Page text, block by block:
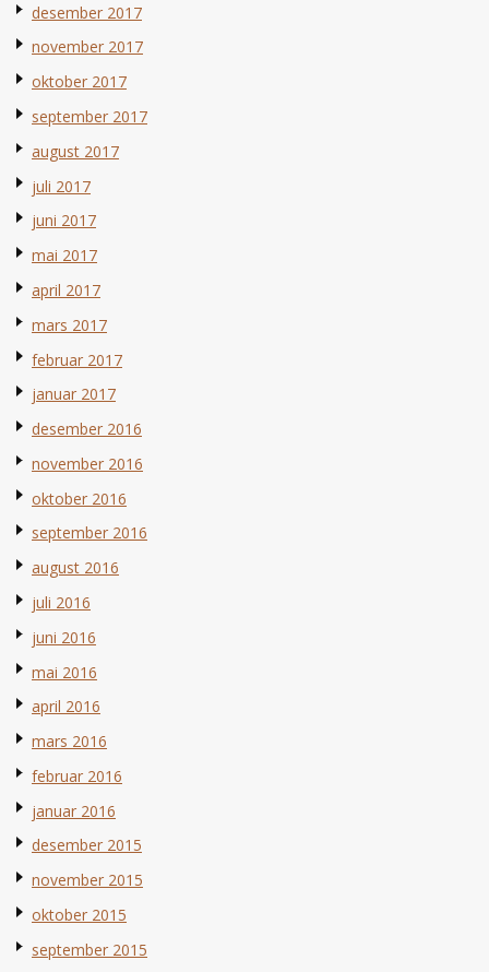
desember 2017
november 2017
oktober 2017
september 2017
august 2017
juli 2017
juni 2017
mai 2017
april 2017
mars 2017
februar 2017
januar 2017
desember 2016
november 2016
oktober 2016
september 2016
august 2016
juli 2016
juni 2016
mai 2016
april 2016
mars 2016
februar 2016
januar 2016
desember 2015
november 2015
oktober 2015
september 2015